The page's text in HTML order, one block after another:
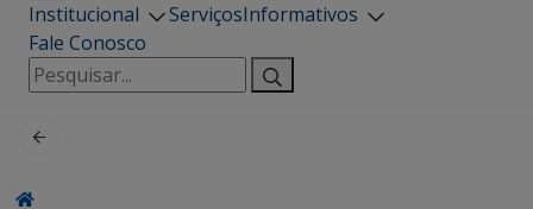
Institucional ServiçosInformativos
Fale Conosco
Pesquisar
por: